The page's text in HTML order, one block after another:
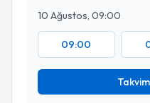
10 Ağustos, 09:00
09:00